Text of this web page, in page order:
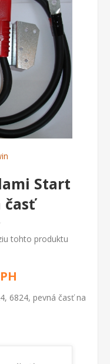
Start
časť
tohto produktu
6824, pevná časť na